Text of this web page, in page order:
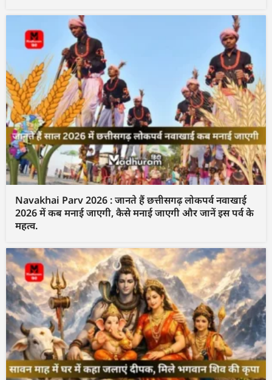
Navakhai Parv 2026 : जानते हैं छत्तीसगढ़ लोकपर्व नवाखाई
2026 में कब मनाई जाएगी, कैसे मनाई जाएगी और जानें इस पर्व के
महत्व.